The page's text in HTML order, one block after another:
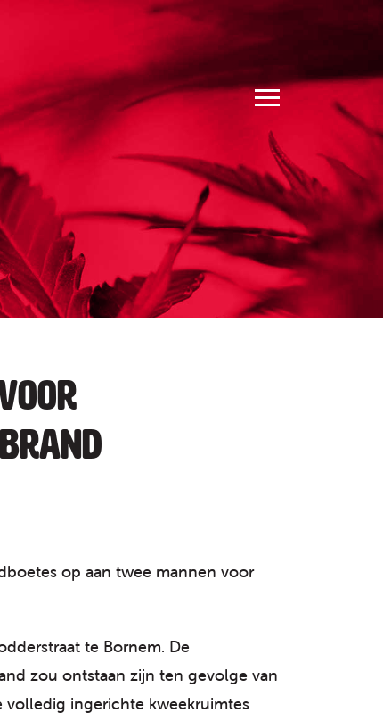
op aan twee mannen voor
te Bornem. De
zou ontstaan zijn ten gevolge van
volledig ingerichte kweekruimtes